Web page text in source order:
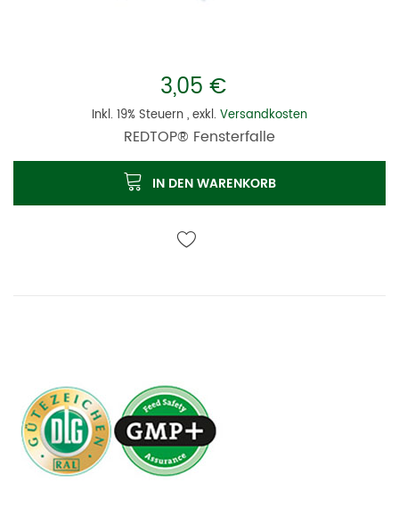
3,05 €
Inkl. 19% Steuern,exkl. Versandkosten
REDTOP® Fensterfalle
IN DEN WARENKORB